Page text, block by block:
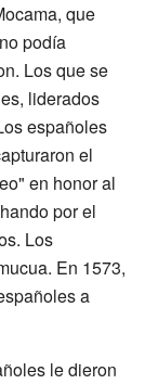
que
podía
Los que se
liderados
españoles
el
en honor al
por el
Los
En 1573,
a
le dieron